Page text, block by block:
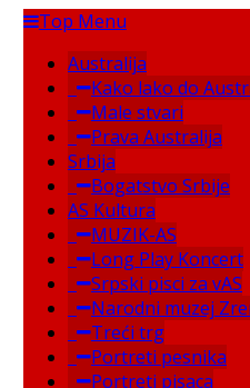
Top Menu
Australija
Kako lako do
Male stvari
Prava Australija
Srbija
Bogatstvo Srbije
AS Kultura
MUZIK-AS
Long Play Koncert
Srpski pisci za vAS
Narodni muzej
Treći trg
Portreti pesnika
Portreti pisaca